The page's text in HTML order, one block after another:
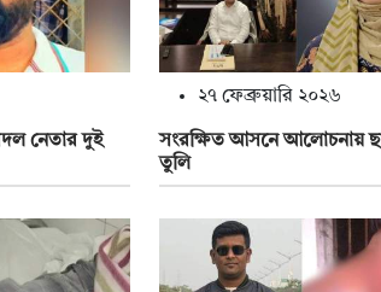
নেতার দুই
২৭ ফেব্রুয়ারি ২০২৬
সংরক্ষিত আসনে আলোচনায়
তুলি